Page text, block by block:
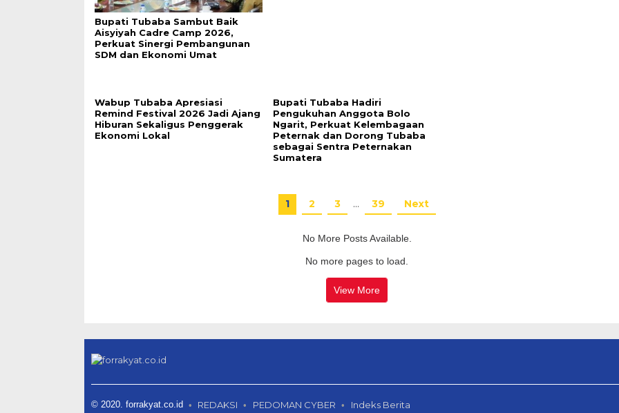
Bupati Tubaba Sambut Baik
Aisyiyah Cadre Camp 2026,
Perkuat Sinergi Pembangunan
SDM dan Ekonomi Umat
Wabup Tubaba Apresiasi
Remind Festival 2026 Jadi Ajang
Hiburan Sekaligus Penggerak
Ekonomi Lokal
Bupati Tubaba Hadiri
Pengukuhan Anggota Bolo
Ngarit, Perkuat Kelembagaan
Peternak dan Dorong Tubaba
sebagai Sentra Peternakan
Sumatera
1 2 3 … 39 Next
No More Posts Available.
No more pages to load.
View More
© 2020. forrakyat.co.id REDAKSI PEDOMAN CYBER Indeks Berita